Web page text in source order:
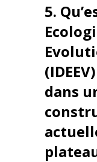
5.
dans